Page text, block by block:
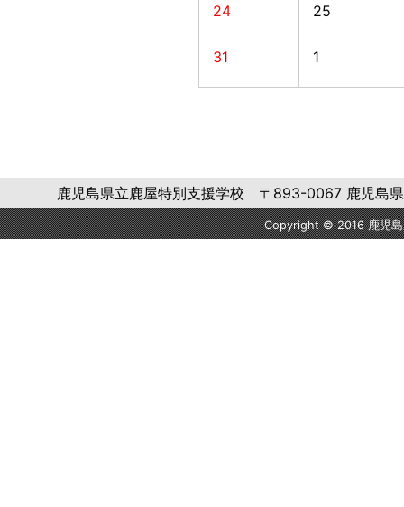
24 25
31 1
鹿児島県立鹿屋特別支援学校 〒893-0067 鹿児
Copyright © 2016 鹿児島